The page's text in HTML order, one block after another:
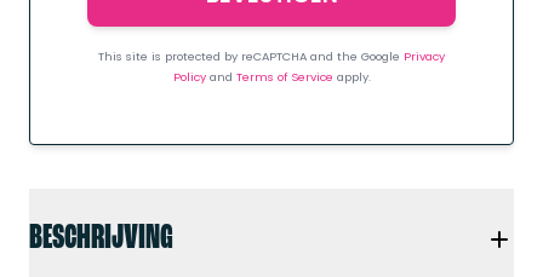
BESCHRIJVING
This site is protected by reCAPTCHA and the Google Privacy
Policy and Terms of Service apply.